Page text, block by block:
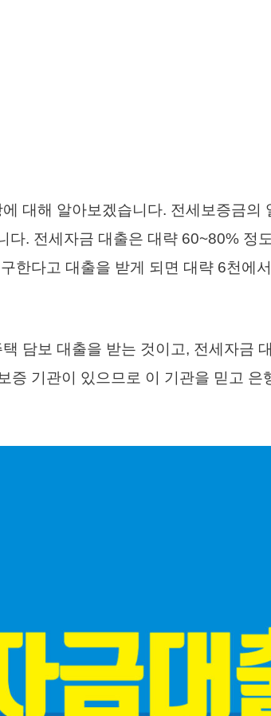
대해 알아보겠습니다. 전세보증금의
다. 전세자금 대출은 대략 60~80% 정
한다고 대출을 받게 되면 대략 6천에
담보 대출을 받는 것이고, 전세자금
증 기관이 있으므로 이 기관을 믿고 은